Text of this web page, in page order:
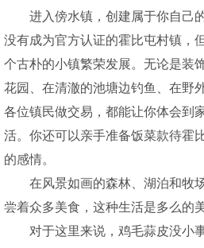
进入傍水镇，创建属于你自己
没有成为官方认证的霍比屯村镇，
个古朴的小镇繁荣发展。无论是装
花园、在清澈的池塘边钓鱼、在野
各位镇民做交易，都能让你体会到
活。你还可以亲手准备饭菜款待霍
的感情。
在风景如画的森林、湖泊和牧
尝着众多美食，这种生活是多么的
对于这里来说，鸡毛蒜皮没小